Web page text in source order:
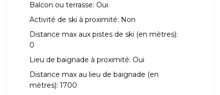
Balcon ou terrasse: Oui
Activité de ski à proximité: Non
Distance max aux pistes de ski (en mètres):
0
Lieu de baignade à proximité: Oui
Distance max au lieu de baignade (en
mètres): 1700